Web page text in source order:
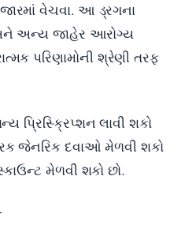
વેચવા. આ ડ્રગના
અન્ય જાહેર આરોગ્ય
પરિણામોની શ્રેણી તરફ
પ્રિસ્ક્રિપ્શન લાવી શકો
જેનરિક દવાઓ મેળવી શકો
મેળવી શકો છો.